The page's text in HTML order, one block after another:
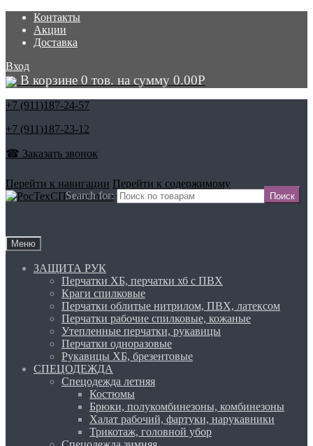
Контакты
Акции
Доставка
Вход
В корзине 0 тов. на сумму 0.00Р
+7 (911)187-24-57
+7 (911)187-23-12
☎ Заказать звонок
Search for:
Перейти к навигации Перейти к содержимому
Меню
ЗАЩИТА РУК
Перчатки ХБ, перчатки хб с ПВХ
Краги спилковые
Перчатки облитые нитрилом, ПВХ, латексом
Перчатки рабочие спилковые, кожаные
Утепленные перчатки, рукавицы
Перчатки одноразовые
Рукавицы ХБ, брезентовые
СПЕЦОДЕЖДА
Спецодежда летняя
Костюмы
Брюки, полукомбинезоны, комбинезоны
Халат рабочий, фартуки, нарукавники
Трикотаж, головной убор